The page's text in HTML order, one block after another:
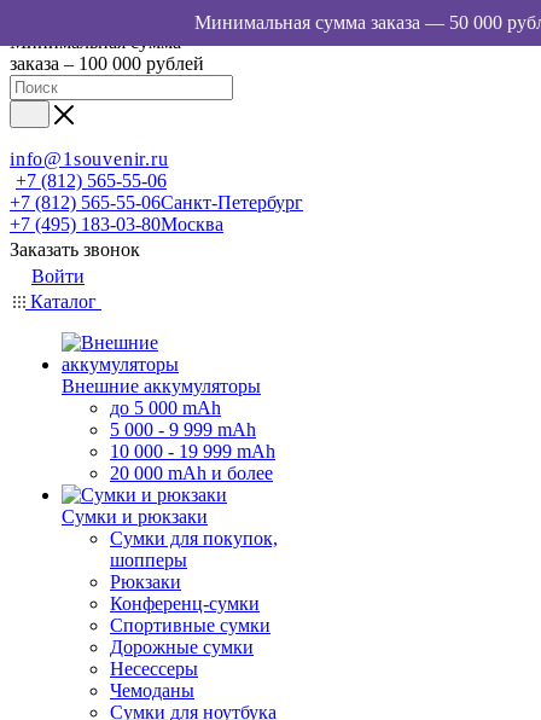
Минимальная сумма
заказа – 100 000 рублей
info@1souvenir.ru
+7 (812) 565-55-06
+7 (812) 565-55-06Санкт-Петербург
+7 (495) 183-03-80Москва
Заказать звонок
Войти
Каталог
Внешние аккумуляторы
до 5 000 mAh
5 000 - 9 999 mAh
10 000 - 19 999 mAh
20 000 mAh и более
Сумки и рюкзаки
Сумки для покупок,
шопперы
Рюкзаки
Конференц-сумки
Спортивные сумки
Дорожные сумки
Несессеры
Чемоданы
Сумки для ноутбука